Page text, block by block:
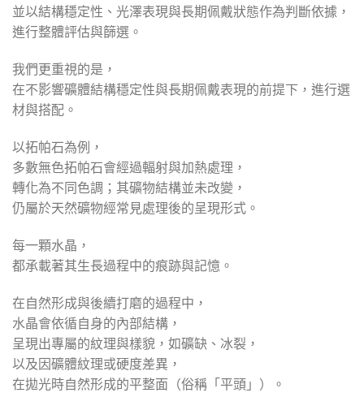
並以結構穩定性、光澤表現與長期佩戴狀態作為判斷依據，
進行整體評估與篩選。
我們更重視的是，
在不影響礦體結構穩定性與長期佩戴表現的前提下，進行選
材與搭配。
以拓帕石為例，
多數無色拓帕石會經過輻射與加熱處理，
轉化為不同色調；其礦物結構並未改變，
仍屬於天然礦物經常見處理後的呈現形式。
每一顆水晶，
都承載著其生長過程中的痕跡與記憶。
在自然形成與後續打磨的過程中，
水晶會依循自身的內部結構，
呈現出專屬的紋理與樣貌，如礦缺、冰裂，
以及因礦體紋理或硬度差異，
在拋光時自然形成的平整面（俗稱「平頭」）。